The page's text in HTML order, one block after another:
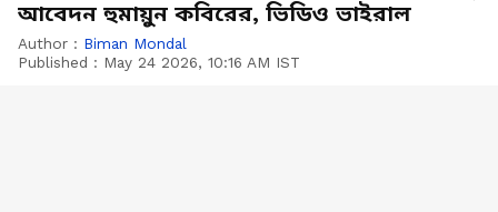
আবেদন হুমায়ুন কবিরের, ভিডিও ভাইরাল
Author : Biman Mondal
Published : May 24 2026, 10:16 AM IST